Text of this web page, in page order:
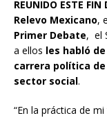
REUNIDO ESTE FIN
Relevo Mexicano,
Primer Debate, el
a ellos les habló
carrera política
sector social.
“En la práctica de